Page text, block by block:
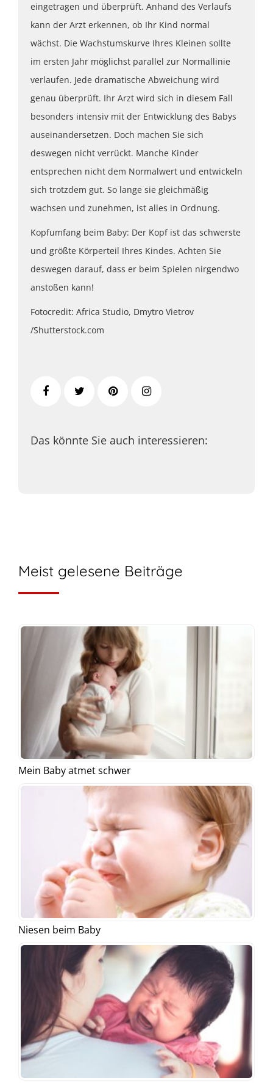
eingetragen und überprüft. Anhand des Verlaufs
kann der Arzt erkennen, ob Ihr Kind normal
wächst. Die Wachstumskurve Ihres Kleinen sollte
im ersten Jahr möglichst parallel zur Normallinie
verlaufen. Jede dramatische Abweichung wird
genau überprüft. Ihr Arzt wird sich in diesem Fall
besonders intensiv mit der Entwicklung des Babys
auseinandersetzen. Doch machen Sie sich
deswegen nicht verrückt. Manche Kinder
entsprechen nicht dem Normalwert und entwickeln
sich trotzdem gut. So lange sie gleichmäßig
wachsen und zunehmen, ist alles in Ordnung.
Kopfumfang beim Baby: Der Kopf ist das schwerste
und größte Körperteil Ihres Kindes. Achten Sie
deswegen darauf, dass er beim Spielen nirgendwo
anstoßen kann!
Fotocredit: Africa Studio, Dmytro Vietrov
/Shutterstock.com
Das könnte Sie auch interessieren:
Meist gelesene Beiträge
Mein Baby atmet schwer
Niesen beim Baby